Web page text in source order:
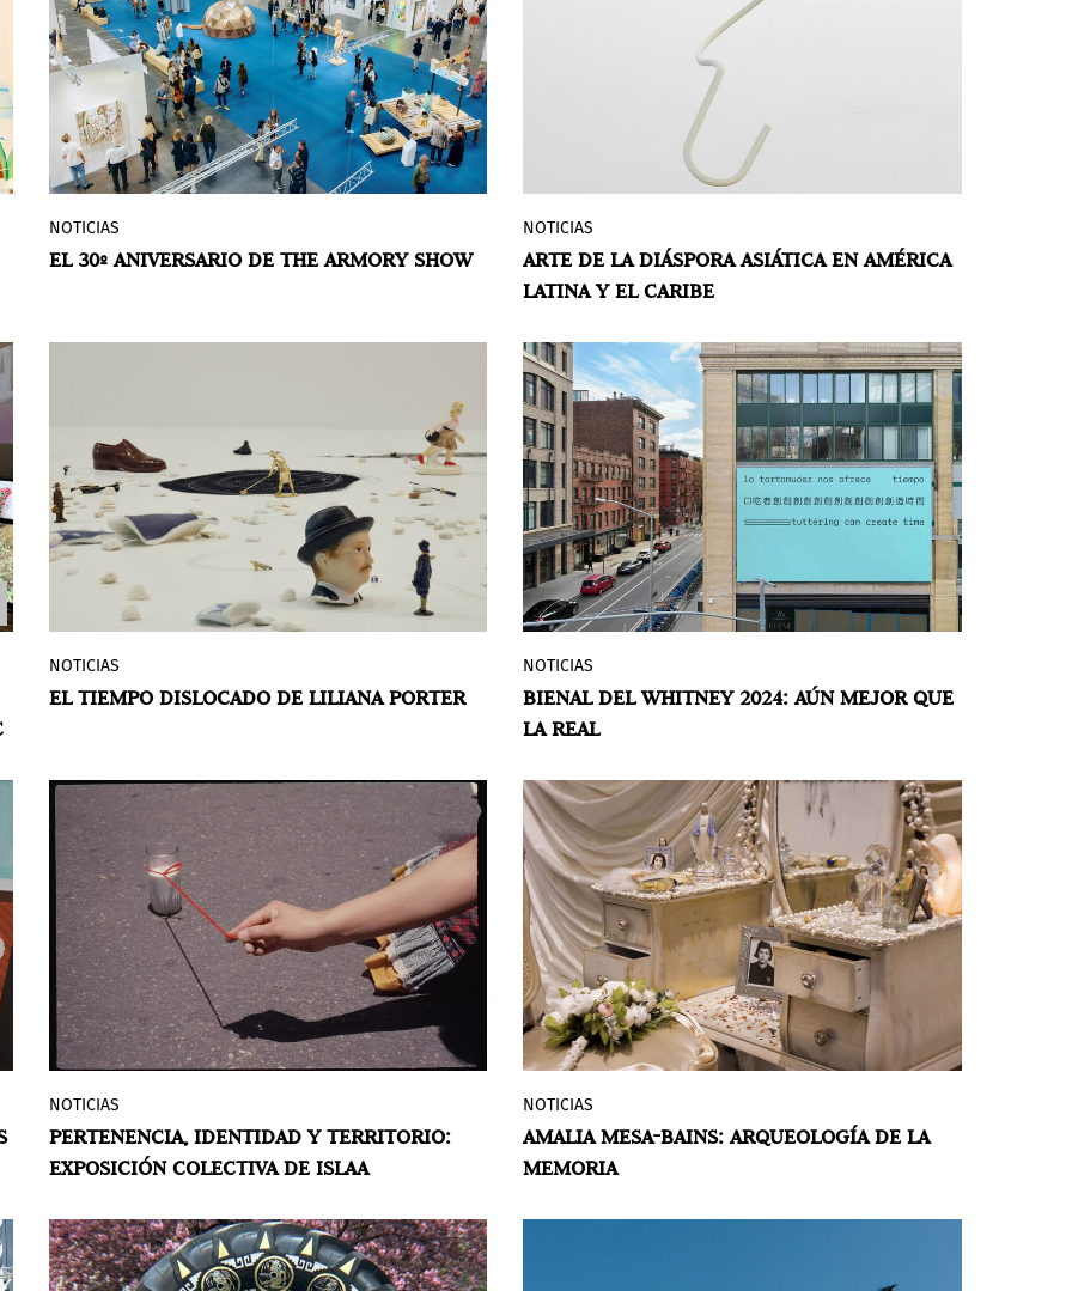
comunidades artísticas de Brooklyn.
Como reflejo de una rica historia de
fomento de la creatividad y defensa de
artistas de todos los orígenes, el
bicentenario del Museo es una
oportunidad para rendir homenaje al
mismo tiempo, mirar hacia adelante.
The Armory Show se celebra del 6 al 8 de
septiembre. La 30ª edición de la feria
detalles de presentación del Gramercy
International Prize. Ahora parte de la red
Frieze, el Armory Show presenta un
programa revitalizado que ofrece una
visión completa del mundo del arte
contemporáneo.
NOTICIAS
EL 30º ANIVERSARIO DE THE ARMORY SHOW
The Appearance: Arte de la diáspora
asiática en América Latina y el Caribees
la primera exposición en Americas
producción artística de la diáspora
asiática en la región desde la década de
1940 hasta la actualidad. Centrándose en
el arte de posguerra y contemporáneo, la
exposición muestra el trabajo de treinta
artistas de quince países que trabajan en
una gama de medios artísticos como la
pintura, la escultura, la performance, la
fotografía y el vídeo, para arrojar luz
sobre las estrategias y temas que
prácticas de la diáspora asiática en toda
América Latina y el Caribe.
NOTICIAS
ARTE DE LA DIÁSPORA ASIÁTICA EN AMÉRICA
LATINA Y EL CARIBE
Liliana Porter: The Task
de la artista en Dia Bridgehampton. La
documentación en vídeo de una obra
reciente de Porter y su colaboradora Ana
Tiscornia.
NOTICIAS
EL TIEMPO DISLOCADO DE LILIANA PORTER
La octogésima primera edición de la
Bienal del Whitney, la muestra de arte
contemporáneo de mayor duración en los
artistas y dos colectivos que abordan
muchos de los temas actuales urgentes.
NOTICIAS
BIENAL DEL WHITNEY 2024: AÚN MEJOR QUE
LA REAL
El Instituto de Estudios de Arte
Latinoamericano (ISLAA) presenta la
exposiciónThreads to the South(Hilos al
La muestra colectiva reúne obras de más
de veinte artistas de diez países, entre
NOTICIAS
PERTENENCIA, IDENTIDAD Y TERRITORIO:
EXPOSICIÓN COLECTIVA DE ISLAA
El Museo del Barrio presentó la
exposiciónAmalia Mesa-Bains:
Archaeology of Memory
NOTICIAS
AMALIA MESA-BAINS: ARQUEOLOGÍA DE LA
MEMORIA